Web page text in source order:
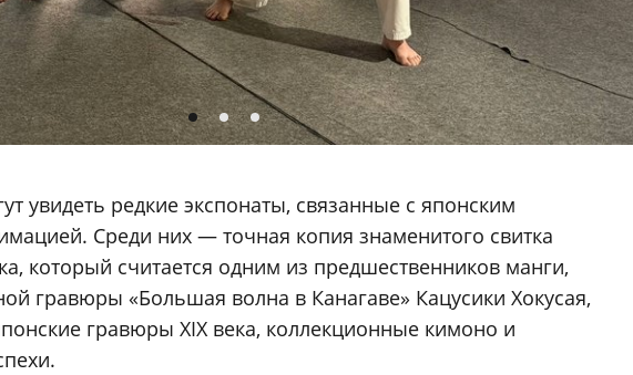
увидеть редкие экспонаты, связанные с японским
Среди них — точная копия знаменитого свитка
который считается одним из предшественников манги,
гравюры «Большая волна в Канагаве» Кацусики Хокусая,
гравюры XIX века, коллекционные кимоно и